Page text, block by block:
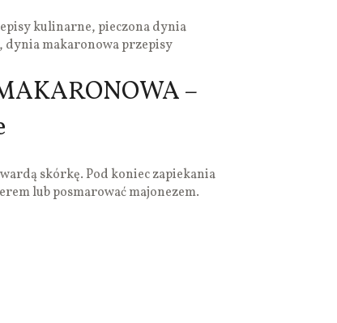
kulinarne, pieczona dynia
dynia makaronowa przepisy
–
skórkę. Pod koniec zapiekania
lub posmarować majonezem.